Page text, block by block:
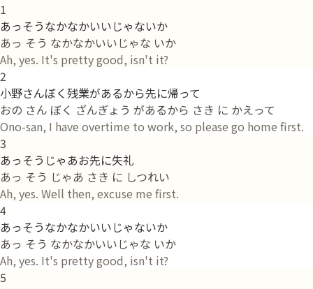
1
あっそうなかなかいいじゃないか
あっ そう なかなかいいじゃな いか
Ah, yes. It's pretty good, isn't it?
2
小野さんぼく残業があるから先に帰って
おの さん ぼく ざんぎょう があるから さき に かえって
Ono-san, I have overtime to work, so please go home first.
3
あっそうじゃあお先に失礼
あっ そう じゃあ さき に しつれい
Ah, yes. Well then, excuse me first.
4
あっそうなかなかいいじゃないか
あっ そう なかなかいいじゃな いか
Ah, yes. It's pretty good, isn't it?
5